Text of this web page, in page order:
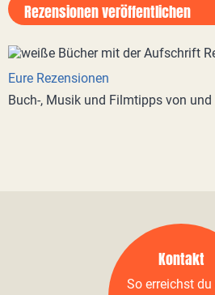
Rezensionen veröffentlichen
Eure Rezensionen
Buch-, Musik und Filmtipps von
Kontakt
So erreichst du